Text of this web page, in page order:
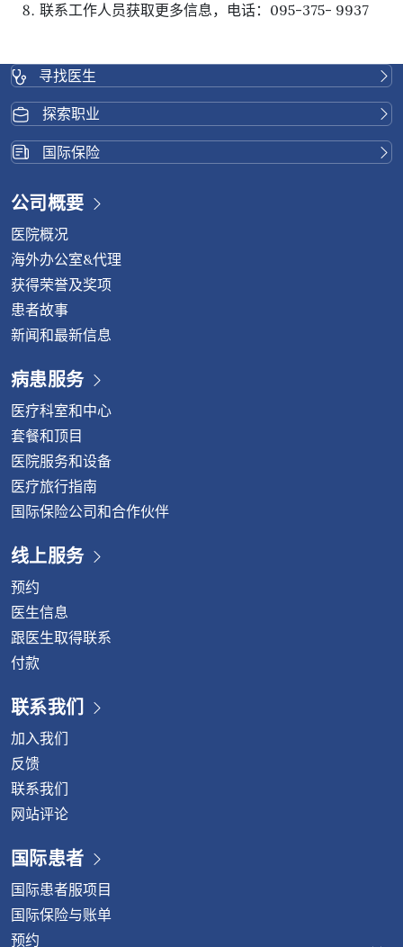
联系工作人员获取更多信息，电话：095-375- 9937
寻找医生
探索职业
国际保险
公司概要
医院概况
海外办公室&代理
获得荣誉及奖项
患者故事
新闻和最新信息
病患服务
医疗科室和中心
套餐和顶目
医院服务和设备
医疗旅行指南
国际保险公司和合作伙伴
线上服务
预约
医生信息
跟医生取得联系
付款
联系我们
加入我们
反馈
联系我们
网站评论
国际患者
国际患者服项目
国际保险与账单
预约